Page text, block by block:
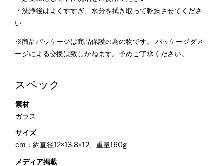
・洗浄後はよくすすぎ、水分を拭き取って乾燥させてくださ
い
※商品パッケージは商品保護の為の物です。 パッケージダメ
ージによる交換は致しかねます。予めご了承ください。
スペック
素材
ガラス
サイズ
cm：約直径12×13.8×12、重量160g
メディア掲載